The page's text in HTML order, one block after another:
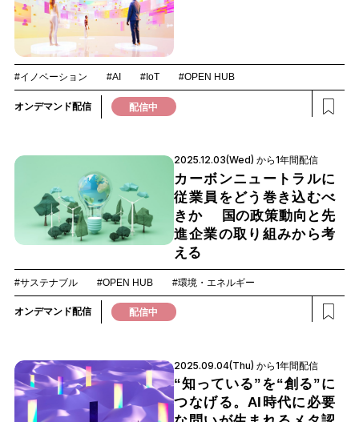
#イノベーション #AI #IoT #OPEN HUB
オンデマンド配信 配信中
2025.12.03(Wed) から1年間配信
カーボンニュートラルに
従業員をどう巻き込むべ
きか 国の政策動向と先
進企業の取り組みから考
える
#サステナブル #OPEN HUB #環境・エネルギー
オンデマンド配信 配信中
2025.09.04(Thu) から1年間配信
“知っている”を“創る”に
つなげる。AI時代に必要